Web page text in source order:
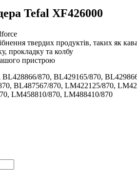
Tefal XF426000
твердих продуктів, таких як
прокладку та колбу
пристрою
870, BL429165/870,
BL487567/870, LM422125/870,
LM458810/870, LM488410/870